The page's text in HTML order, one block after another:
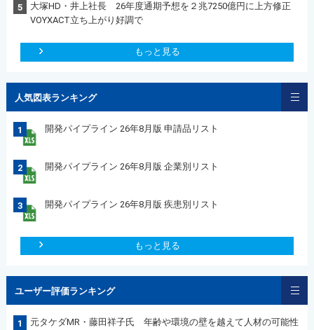
5
大塚HD・井上社長 26年度通期予想を２兆7250億円に上方修正
VOYXACT立ち上がり好調で
もっと見る
人気図表ランキング
1 開発パイプライン 26年8月版 申請品リスト
2 開発パイプライン 26年8月版 企業別リスト
3 開発パイプライン 26年8月版 疾患別リスト
もっと見る
ユーザー評価ランキング
1
元タケダMR・藤田祥子氏 年齢や環境の壁を越えて人材の可能性